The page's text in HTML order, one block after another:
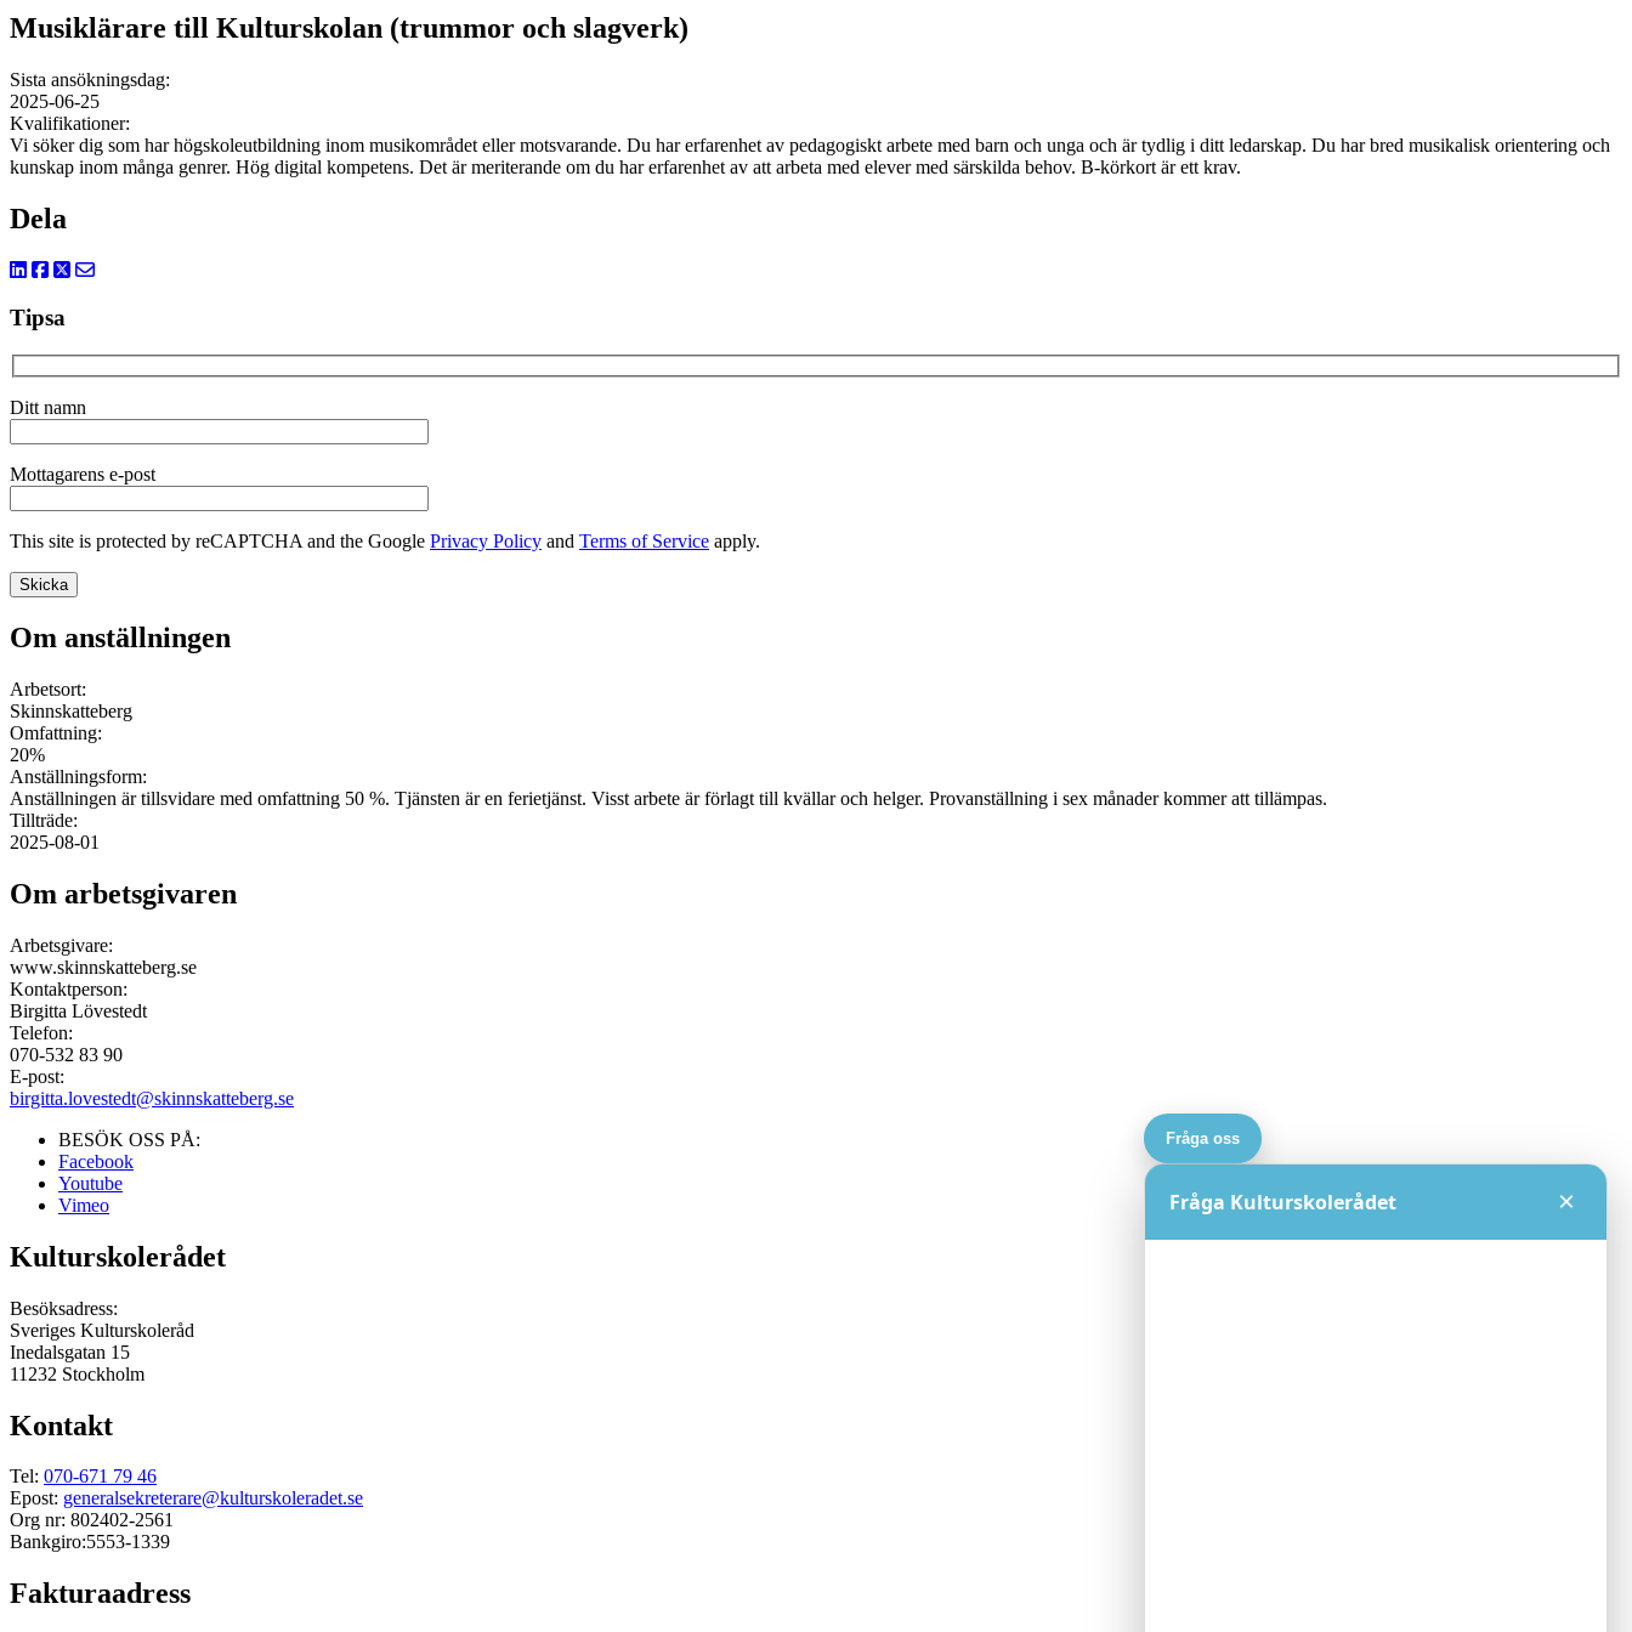
Musiklärare till Kulturskolan (trummor och slagverk)
Sista ansökningsdag:
2025-06-25
Kvalifikationer:
Vi söker dig som har högskoleutbildning inom musikområdet eller motsvarande. Du har erfarenhet av pedagogiskt arbete med barn och unga och är tydlig i ditt ledarskap. Du har bred musikalisk orientering och
kunskap inom många genrer. Hög digital kompetens. Det är meriterande om du har erfarenhet av att arbeta med elever med särskilda behov. B-körkort är ett krav.
Dela
Tipsa
Ditt namn
Mottagarens e-post
This site is protected by reCAPTCHA and the Google Privacy Policy and Terms of Service apply.
Om anställningen
Arbetsort:
Skinnskatteberg
Omfattning:
20%
Anställningsform:
Anställningen är tillsvidare med omfattning 50 %. Tjänsten är en ferietjänst. Visst arbete är förlagt till kvällar och helger. Provanställning i sex månader kommer att tillämpas.
Tillträde:
2025-08-01
Om arbetsgivaren
Arbetsgivare:
www.skinnskatteberg.se
Kontaktperson:
Birgitta Lövestedt
Telefon:
070-532 83 90
E-post:
birgitta.lovestedt@skinnskatteberg.se
BESÖK OSS PÅ:
Facebook
Youtube
Vimeo
Kulturskolerådet
Besöksadress:
Sveriges Kulturskoleråd
Inedalsgatan 15
11232 Stockholm
Kontakt
Tel: 070-671 79 46
Epost: generalsekreterare@kulturskoleradet.se
Org nr: 802402-2561
Bankgiro:5553-1339
Fakturaadress
Fråga oss
Fråga Kulturskolerådet ×